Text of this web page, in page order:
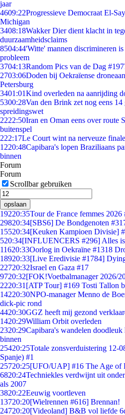
jaar
4609:22Progressieve Democraat El-
Michigan
3408:18Wakker Dier dient klacht in
duurzaamheidsclaims
8504:44'Witte' mannen discrimineren
probleem
3704:13Random Pics van de Dag
2703:06Doden bij Oekraïense
Petersburg
3401:01Kind overleden na aanrijding
5300:28Van den Brink zet nog eens
spreidingswet
2222:50Iran en Oman eens over route
buitenspel
222:17Le Court wint na nerveuze
1220:48Capibara's lopen Braziliaans
binnen
Forum
Forum
Scrollbar gebruiken
opslaan
19220:35Tour de France femmes
29820:34[SBS6] De Bondgenoten
15520:34[Keuken Kampioen Divisie]
520:34[INFLUENCERS #296] Alles
11620:33Oorlog in Oekraïne #1318
18920:33[Live Eredivisie #1784]
22720:32Israel en Gaza #17
9720:32[FOK!Voetbalmanager 2026/
2220:31 [ATP Tour] #169 Tosti Tallon
14220:30NPO-manager Menno de
dick-pic rond
4420:30GGZ heeft mij gezond
1420:29William Orbit overleden
2320:29Capibara's wandelen
binnen
25420:25Totale zonsverduistering 12-
Spanje) #1
25720:25[UFO/UAP] #16 The Age of
6820:24Techniekles verdwijnt uit
als 2007
3820:22Eeuwig voortleven
13720:20[Wielrennen #616] Brennan!
24720:20[Videoland] B&B vol liefde